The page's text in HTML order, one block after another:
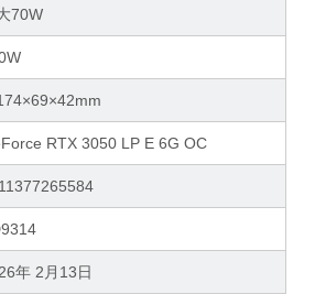
70W
RTX 3050 LP E 6G OC
年 2月13日